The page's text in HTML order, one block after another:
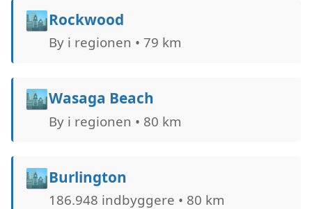
🏙️Rockwood
By i regionen • 79 km
🏙️Wasaga Beach
By i regionen • 80 km
🏙️Burlington
186.948 indbyggere • 80 km